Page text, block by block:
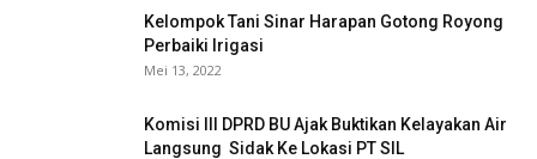
Kelompok Tani Sinar Harapan Gotong Royong
Perbaiki Irigasi
Mei 13, 2022
Komisi III DPRD BU Ajak Buktikan Kelayakan Air
Langsung Sidak Ke Lokasi PT SIL